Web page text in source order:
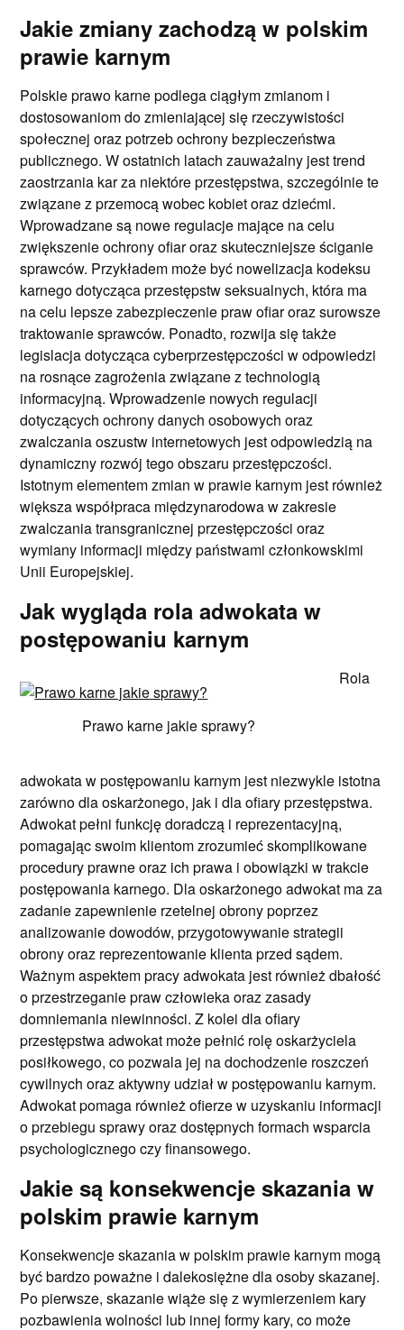
Jakie zmiany zachodzą w polskim
prawie karnym
Polskie prawo karne podlega ciągłym zmianom i
dostosowaniom do zmieniającej się rzeczywistości
społecznej oraz potrzeb ochrony bezpieczeństwa
publicznego. W ostatnich latach zauważalny jest trend
zaostrzania kar za niektóre przestępstwa, szczególnie te
związane z przemocą wobec kobiet oraz dziećmi.
Wprowadzane są nowe regulacje mające na celu
zwiększenie ochrony ofiar oraz skuteczniejsze ściganie
sprawców. Przykładem może być nowelizacja kodeksu
karnego dotycząca przestępstw seksualnych, która ma
na celu lepsze zabezpieczenie praw ofiar oraz surowsze
traktowanie sprawców. Ponadto, rozwija się także
legislacja dotycząca cyberprzestępczości w odpowiedzi
na rosnące zagrożenia związane z technologią
informacyjną. Wprowadzenie nowych regulacji
dotyczących ochrony danych osobowych oraz
zwalczania oszustw internetowych jest odpowiedzią na
dynamiczny rozwój tego obszaru przestępczości.
Istotnym elementem zmian w prawie karnym jest również
większa współpraca międzynarodowa w zakresie
zwalczania transgranicznej przestępczości oraz
wymiany informacji między państwami członkowskimi
Unii Europejskiej.
Jak wygląda rola adwokata w
postępowaniu karnym
Prawo karne jakie sprawy?
Rola
adwokata w postępowaniu karnym jest niezwykle istotna
zarówno dla oskarżonego, jak i dla ofiary przestępstwa.
Adwokat pełni funkcję doradczą i reprezentacyjną,
pomagając swoim klientom zrozumieć skomplikowane
procedury prawne oraz ich prawa i obowiązki w trakcie
postępowania karnego. Dla oskarżonego adwokat ma za
zadanie zapewnienie rzetelnej obrony poprzez
analizowanie dowodów, przygotowywanie strategii
obrony oraz reprezentowanie klienta przed sądem.
Ważnym aspektem pracy adwokata jest również dbałość
o przestrzeganie praw człowieka oraz zasady
domniemania niewinności. Z kolei dla ofiary
przestępstwa adwokat może pełnić rolę oskarżyciela
posiłkowego, co pozwala jej na dochodzenie roszczeń
cywilnych oraz aktywny udział w postępowaniu karnym.
Adwokat pomaga również ofierze w uzyskaniu informacji
o przebiegu sprawy oraz dostępnych formach wsparcia
psychologicznego czy finansowego.
Jakie są konsekwencje skazania w
polskim prawie karnym
Konsekwencje skazania w polskim prawie karnym mogą
być bardzo poważne i dalekosiężne dla osoby skazanej.
Po pierwsze, skazanie wiąże się z wymierzeniem kary
pozbawienia wolności lub innej formy kary, co może